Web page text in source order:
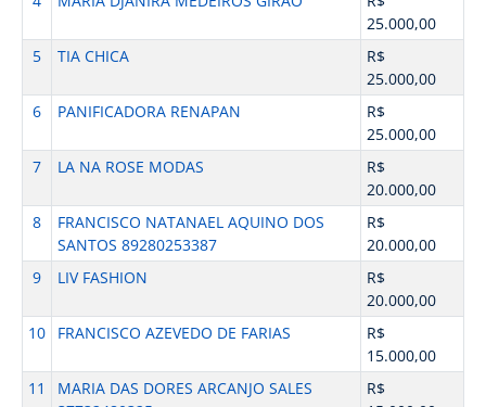
25.000,00
5
TIA CHICA
R$
25.000,00
6
PANIFICADORA RENAPAN
R$
25.000,00
7
LA NA ROSE MODAS
R$
20.000,00
8
FRANCISCO NATANAEL AQUINO DOS
SANTOS 89280253387
R$
20.000,00
9
LIV FASHION
R$
20.000,00
10
FRANCISCO AZEVEDO DE FARIAS
R$
15.000,00
11
MARIA DAS DORES ARCANJO SALES
R$